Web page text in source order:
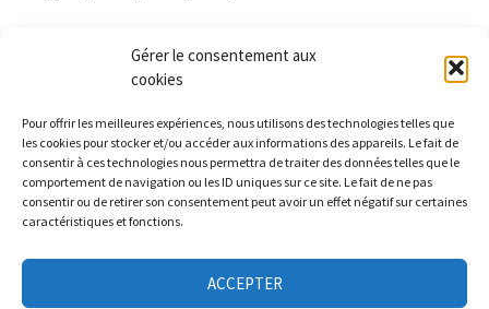
Gérer le consentement aux
cookies
Pour offrir les meilleures expériences, nous utilisons des technologies telles que
les cookies pour stocker et/ou accéder aux informations des appareils. Le fait de
consentir à ces technologies nous permettra de traiter des données telles que le
comportement de navigation ou les ID uniques sur ce site. Le fait de ne pas
consentir ou de retirer son consentement peut avoir un effet négatif sur certaines
caractéristiques et fonctions.
ACCEPTER
cfc-distribution.com est un site d'information
indépendant des enseignes et marques présentées.
Les informations et tarifs donnés sur ce site sont à titre
informatif et indicatif et non contractuels.